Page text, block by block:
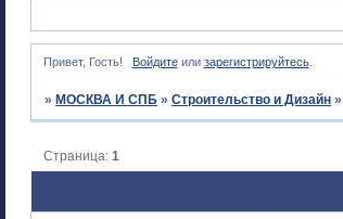
Привет, Гость! Войдитеили зарегистрируйтесь.
» МОСКВА И СПБ »Строительство и Дизайн »
Страница:1